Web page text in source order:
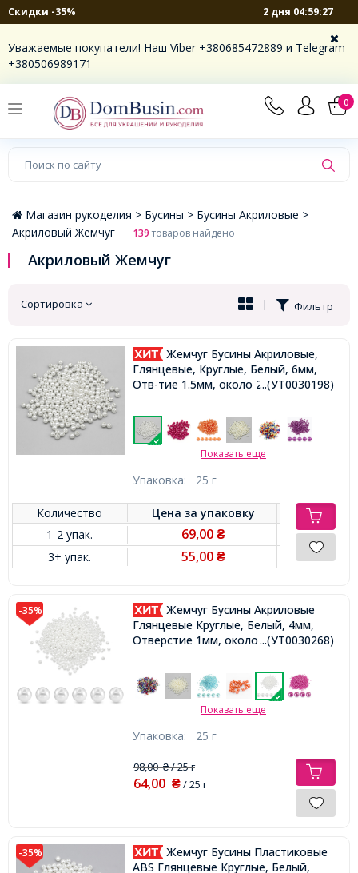
Скидки -35% 2 дня 04:59:26
Уважаемые покупатели! Наш Viber +380685472889 и Telegram
+380506989171
0
×
Магазин рукоделия > Бусины > Бусины Акриловые >
Акриловый Жемчуг
139товаров найдено
Акриловый Жемчуг
Сортировка Фильтр
|
Жемчуг Бусины Акриловые,
Глянцевые, Круглые, Белый, 6мм,
Отв-тие 1.5мм, около 210шт/25г,
...(УТ0030198)
Показать еще
Упаковка: 25 г
Количество Цена заупаковку
1-2 упак.
69,00₴
3+ упак. 55,00₴
-35%
Жемчуг Бусины Акриловые
Глянцевые Круглые, Белый, 4мм,
Отверстие 1мм, около 850шт/25г,
...(УТ0030268)
Показать еще
Упаковка: 25 г
98,00₴/ 25 г
64,00 ₴/ 25 г
-35%
Жемчуг Бусины Пластиковые
ABS Глянцевые Круглые, Белый,